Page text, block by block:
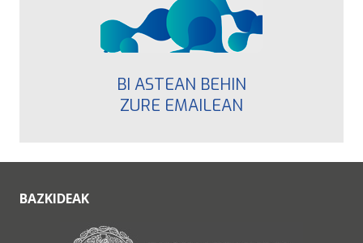
BI ASTEAN BEHIN
ZURE EMAILEAN
BAZKIDEAK